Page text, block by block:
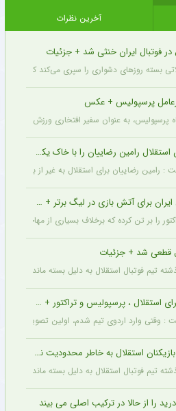
آخرین نظرات
در فوتبال ایران خنثی شد + جزئیات
بسته روزهای دشواری را سپری می‌کند که در
پرسپولیس + عکس
پرسپولیس، به عنوان سفیر افتخاری ورزش چوگان
رضاییان را با خاک یکسان کرد + جزئیات
رضاییان برای استقلال به غیر از بازار
برای آتش بازی در لیگ برتر + عکس
را بر تن کرده که برخلاف بسیاری از مهاجمان
قطعی شد + جزئیات
تیم فوتبال استقلال به دلیل بسته ماندن پنجره
، پرسپولیس و تراکتور + جزئیات
وارد اردوی تیم شدم، اولین تصویری که در
استقلال به خاطر محدودیت نقل‌وانتقالاتی
تیم فوتبال استقلال به دلیل بسته ماندن پنجره
را از حالا در ترکیب اصلی می بیند